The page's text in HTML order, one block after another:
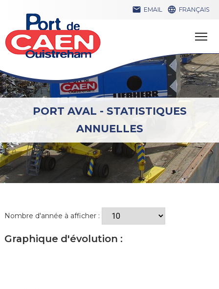
 EMAIL  FRANÇAIS
PORT AVAL - STATISTIQUES
ANNUELLES
Nombre d'année à afficher :
Graphique d'évolution :